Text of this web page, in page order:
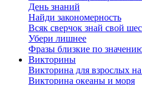
День знаний
Найди закономерность
Всяк сверчок знай свой
Убери лишнее
Фразы близкие по
Викторины
Викторина для взрослых
Викторина океаны и моря